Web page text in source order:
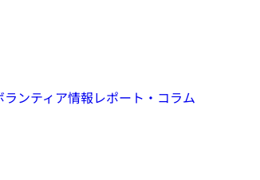
ランティア情報レポート・コラム